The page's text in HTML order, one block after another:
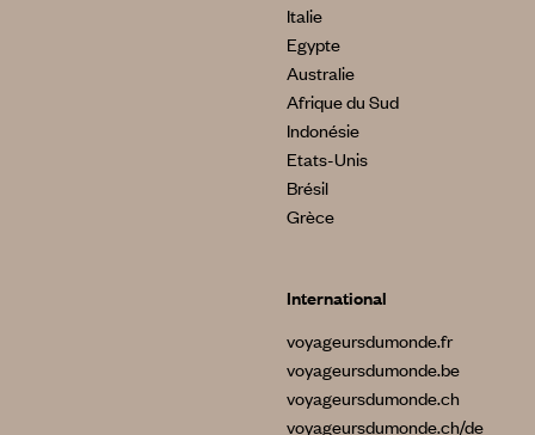
Italie
Egypte
Australie
Afrique du Sud
Indonésie
Etats-Unis
Brésil
Grèce
International
voyageursdumonde.fr
voyageursdumonde.be
voyageursdumonde.ch
voyageursdumonde.ch/de